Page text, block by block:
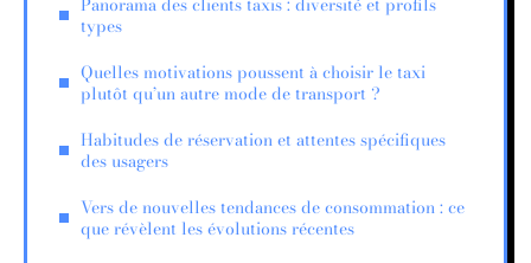
types
Quelles motivations poussent à choisir le taxi
plutôt qu’un autre mode de transport ?
Habitudes de réservation et attentes spécifiques
des usagers
Vers de nouvelles tendances de consommation : ce
que révèlent les évolutions récentes